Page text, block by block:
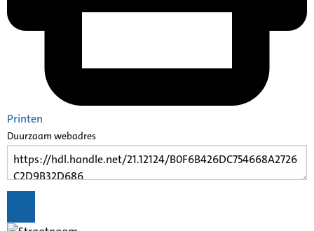
Printen
Duurzaam webadres